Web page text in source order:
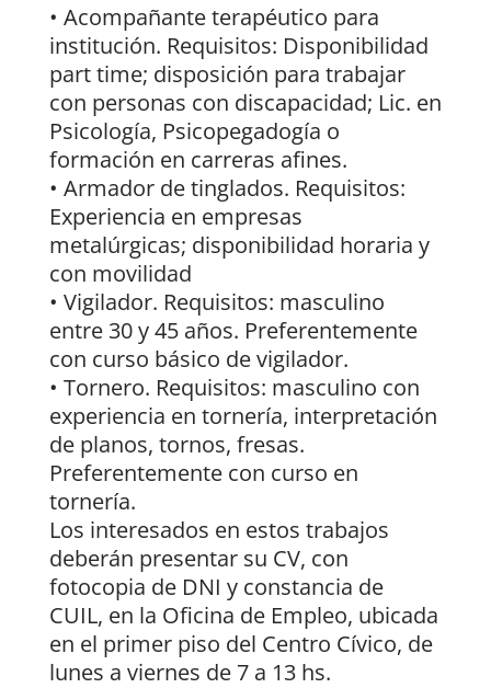
• Acompañante terapéutico para
institución. Requisitos: Disponibilidad
part time; disposición para trabajar
con personas con discapacidad; Lic. en
Psicología, Psicopegadogía o
formación en carreras afines.
• Armador de tinglados. Requisitos:
Experiencia en empresas
metalúrgicas; disponibilidad horaria y
con movilidad
• Vigilador. Requisitos: masculino
entre 30 y 45 años. Preferentemente
con curso básico de vigilador.
• Tornero. Requisitos: masculino con
experiencia en tornería, interpretación
de planos, tornos, fresas.
Preferentemente con curso en
tornería.
Los interesados en estos trabajos
deberán presentar su CV, con
fotocopia de DNI y constancia de
CUIL, en la Oficina de Empleo, ubicada
en el primer piso del Centro Cívico, de
lunes a viernes de 7 a 13 hs.